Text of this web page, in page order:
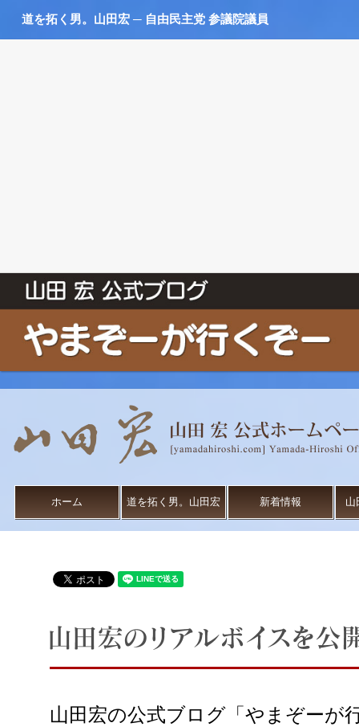
道を拓く男。山田宏 ─ 自由民主党 参議院議員
ホーム 道を拓く男。山田宏 新着情報 山
山田宏の公式ブログ「やまぞーが